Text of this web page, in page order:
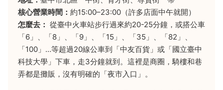
核心營業時間： 約15:00–23:00（許多店面中午就開）
怎麼去： 從臺中火車站步行過來約20-25分鐘，或搭公車
「6」、「8」、「9」、「15」、「35」、「82」、
「100」…等超過20線公車到「中友百貨」或「國立臺中
科技大學」下車，走3分鐘就到。這裡是商圈，騎樓和巷
弄都是攤販，沒有明確的「夜市入口」。